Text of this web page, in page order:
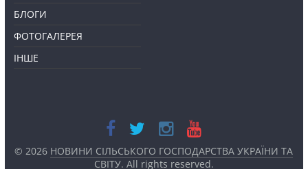
БЛОГИ
ФОТОГАЛЕРЕЯ
ІНШЕ
© 2026 НОВИНИ СІЛЬСЬКОГО ГОСПОДАРСТВА УКРАЇНИ ТА
СВІТУ. All rights reserved.